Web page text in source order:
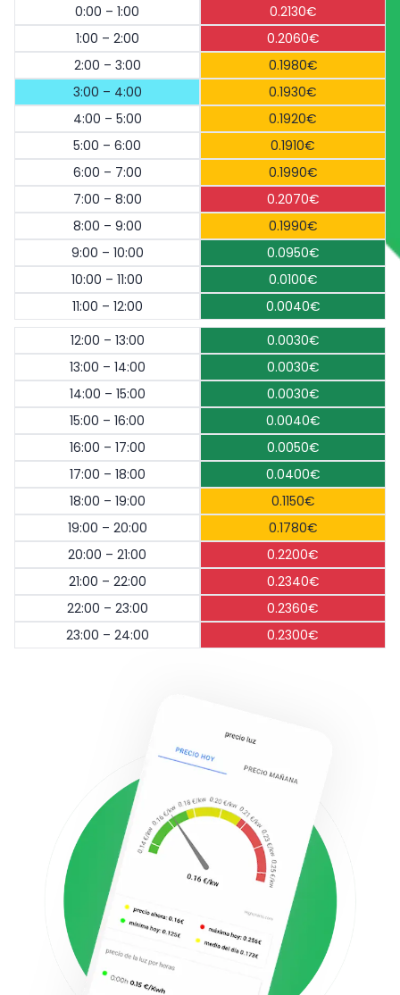
0:00 – 1:00
0.2130€
1:00 – 2:00
0.2060€
2:00 – 3:00
0.1980€
3:00 – 4:00
0.1930€
4:00 – 5:00
0.1920€
5:00 – 6:00
0.1910€
6:00 – 7:00
0.1990€
7:00 – 8:00
0.2070€
8:00 – 9:00
0.1990€
9:00 – 10:00
0.0950€
10:00 – 11:00
0.0100€
11:00 – 12:00
0.0040€
12:00 – 13:00
0.0030€
13:00 – 14:00
0.0030€
14:00 – 15:00
0.0030€
15:00 – 16:00
0.0040€
16:00 – 17:00
0.0050€
17:00 – 18:00
0.0400€
18:00 – 19:00
0.1150€
19:00 – 20:00
0.1780€
20:00 – 21:00
0.2200€
21:00 – 22:00
0.2340€
22:00 – 23:00
0.2360€
23:00 – 24:00
0.2300€